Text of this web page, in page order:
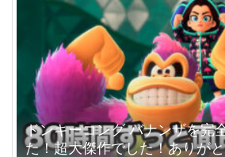
ドンキーコング バナンザを完
た！超大傑作でした！ありが